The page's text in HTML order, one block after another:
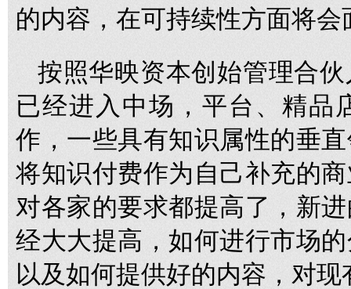
的内容，在可持续性方面将
按照华映资本创始管理合
已经进入中场，平台、精品
作，一些具有知识属性的垂
将知识付费作为自己补充的
对各家的要求都提高了，新
经大大提高，如何进行市场
以及如何提供好的内容，对